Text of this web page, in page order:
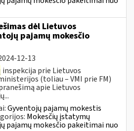
dėl Lietuvos
pajamų mokesčio
12-13
inspekcija prie Lietuvos
(toliau – VMI prie FM)
apie Lietuvos
Gyventojų pajamų mokestis
Mokesčių įstatymų
pajamų mokesčio pakeitimai nuo